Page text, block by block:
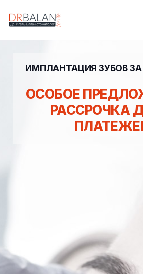
ИМПЛАНТАЦИЯ ЗУБОВ
ОСОБОЕ
РАССРОЧКА